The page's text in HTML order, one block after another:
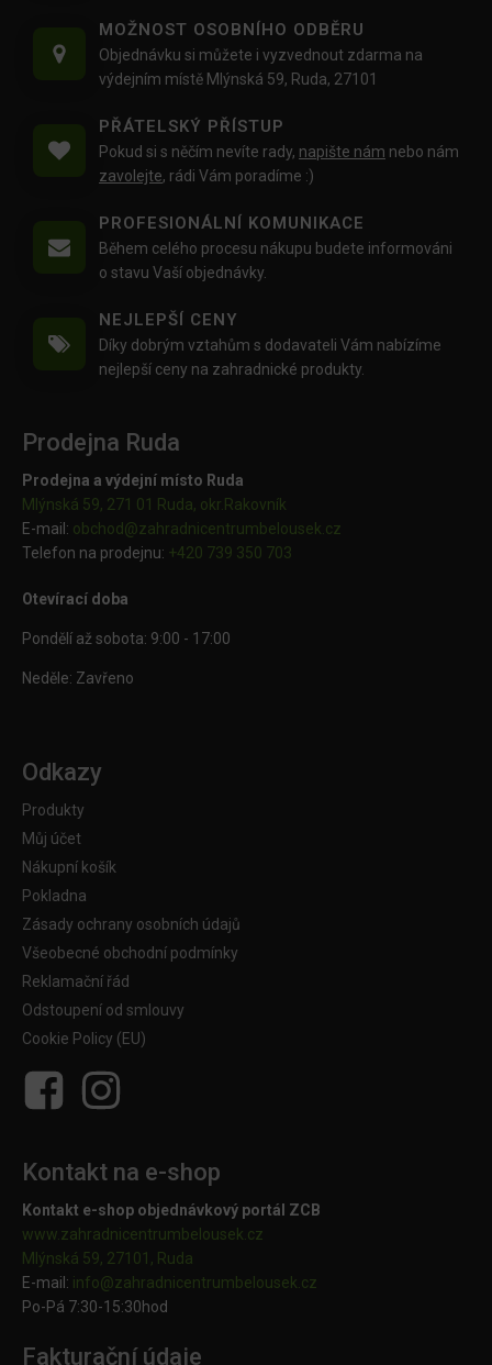
MOŽNOST OSOBNÍHO ODBĚRU
Objednávku si můžete i vyzvednout zdarma na
výdejním místě Mlýnská 59, Ruda, 27101
PŘÁTELSKÝ PŘÍSTUP
Pokud si s něčím nevíte rady, napište nám nebo nám
zavolejte, rádi Vám poradíme :)
PROFESIONÁLNÍ KOMUNIKACE
Během celého procesu nákupu budete informováni
o stavu Vaší objednávky.
NEJLEPŠÍ CENY
Díky dobrým vztahům s dodavateli Vám nabízíme
nejlepší ceny na zahradnické produkty.
Prodejna Ruda
Prodejna a výdejní místo Ruda
Mlýnská 59, 271 01 Ruda, okr.Rakovník
E-mail: obchod@zahradnicentrumbelousek.cz
Telefon na prodejnu: +420 739 350 703
Otevírací doba
Pondělí až sobota: 9:00 - 17:00
Neděle: Zavřeno
Odkazy
Produkty
Můj účet
Nákupní košík
Pokladna
Zásady ochrany osobních údajů
Všeobecné obchodní podmínky
Reklamační řád
Odstoupení od smlouvy
Cookie Policy (EU)
Kontakt na e-shop
Kontakt e-shop objednávkový portál ZCB
www.zahradnicentrumbelousek.cz
Mlýnská 59, 27101, Ruda
E-mail: info@zahradnicentrumbelousek. cz
Po-Pá 7:30-15:30hod
Fakturační údaje